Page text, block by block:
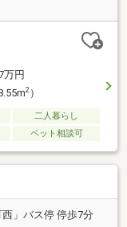
万円
2）
二人暮らし
ペット相談可
」バス停 停歩7分